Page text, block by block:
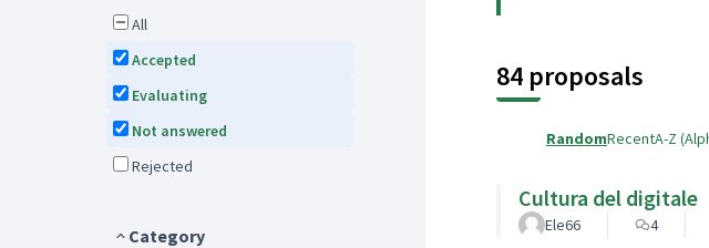
All
Accepted
Evaluating
Not answered
Rejected
Category
84 proposals
RandomRecentA-Z
Cultura del digitale
Ele66 4